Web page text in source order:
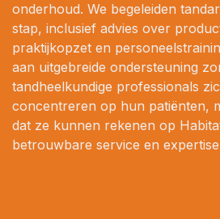
onderhoud. We begeleiden
stap, inclusief advies over
praktijkopzet en
aan uitgebreide ondersteuning
tandheelkundige professionals
concentreren op hun patiënten,
dat ze kunnen rekenen op
betrouwbare service en